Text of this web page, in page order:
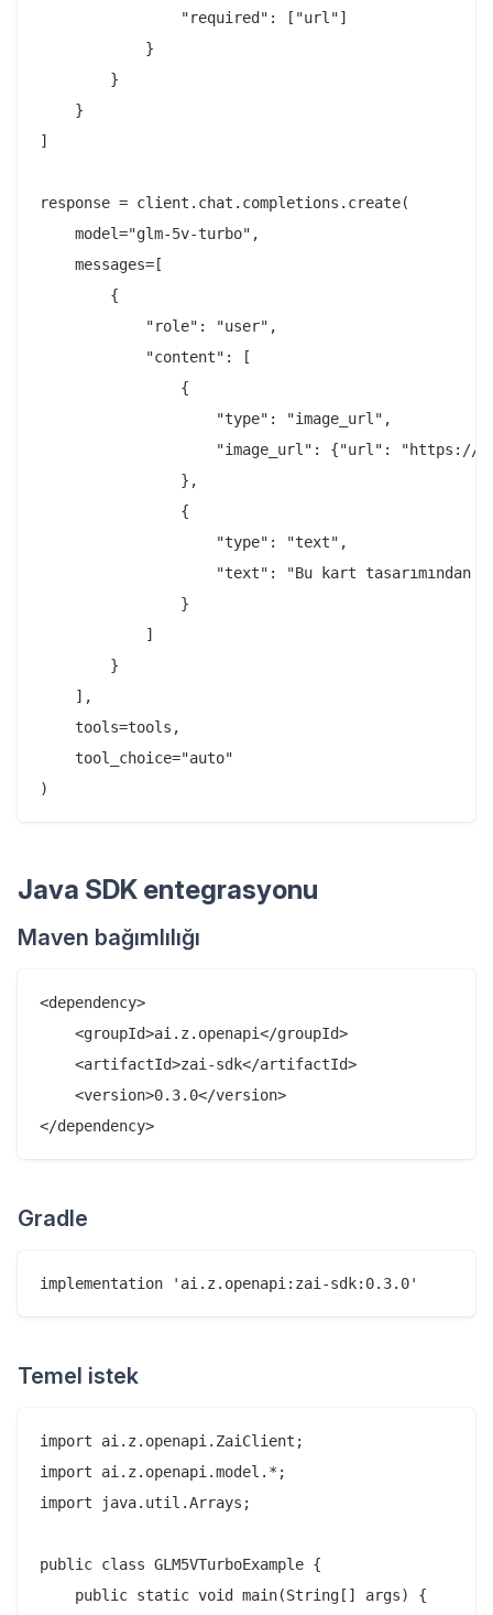
                "required": ["url"]
            }
        }
    }
]
response = client.chat.completions.create(
    model="glm-5v-turbo",
    messages=[
        {
            "role": "user",
            "content": [
                {
                    "type": "image_url",
"image_url": {"url": "https://
                },
                {
                    "type": "text",
"text": "Bu kart tasarımından
                }
            ]
        }
    ],
    tools=tools,
    tool_choice="auto"
Java SDK entegrasyonu
Maven bağımlılığı
<dependency>
    <groupId>ai.z.openapi</groupId>
    <artifactId>zai-sdk</artifactId>
    <version>0.3.0</version>
Gradle
Temel istek
import ai.z.openapi.ZaiClient;
import ai.z.openapi.model.*;
import java.util.Arrays;
public class GLM5VTurboExample {
    public static void main(String[] args) {